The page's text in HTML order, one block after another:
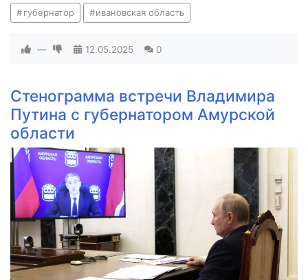
губернатор ивановская область
— 12.05.2025 0
Стенограмма встречи Владимира
Путина с губернатором Амурской
области